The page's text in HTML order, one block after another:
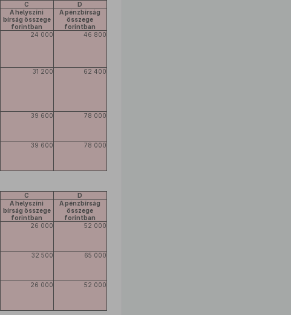
C
D
A helyszíni
bírság összege
forintban
A pénzbírság
összege
forintban
24 000 46 800
31 200 62 400
39 600 78 000
39 600 78 000
C
D
A helyszíni
bírság összege
forintban
A pénzbírság
összege
forintban
26 000 52 000
32 500 65 000
26 000 52 000